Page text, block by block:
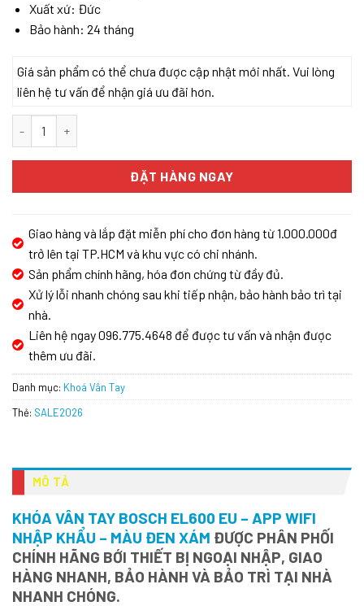
Xuất xứ: Đức
Bảo hành: 24 tháng
Giá sản phẩm có thể chưa được cập nhật mới nhất. Vui lòng
liên hệ tư vấn để nhận giá ưu đãi hơn.
ĐẶT HÀNG NGAY
Giao hàng và lắp đặt miễn phí cho đơn hàng từ 1.000.000đ
trở lên tại TP.HCM và khu vực có chi nhánh.
Sản phẩm chính hãng, hóa đơn chứng từ đầy đủ.
Xử lý lỗi nhanh chóng sau khi tiếp nhận, bảo hành bảo trì tại
nhà.
Liên hệ ngay 096.775.4648 để được tư vấn và nhận được
thêm ưu đãi.
Danh mục: Khoá Vân Tay
Thẻ: SALE2026
MÔ TẢ
KHÓA VÂN TAY BOSCH EL600 EU – APP WIFI
NHẬP KHẨU – MÀU ĐEN XÁM ĐƯỢC PHÂN PHỐI
CHÍNH HÃNG BỚI THIẾT BỊ NGOẠI NHẬP, GIAO
HÀNG NHANH, BẢO HÀNH VÀ BẢO TRÌ TẠI NHÀ
NHANH CHÓNG.